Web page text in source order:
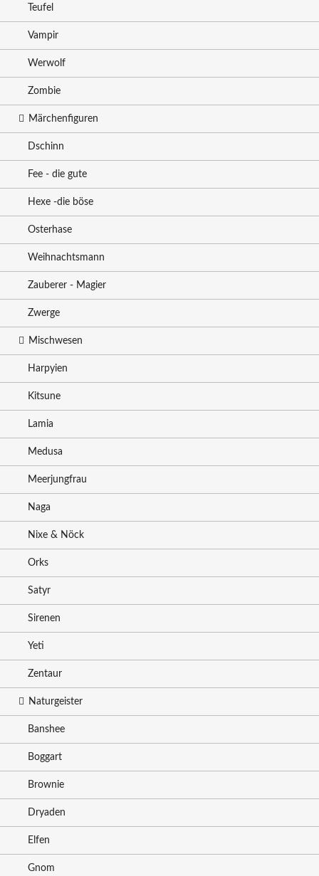
Teufel
Vampir
Werwolf
Zombie
Märchenfiguren
Dschinn
Fee - die gute
Hexe -die böse
Osterhase
Weihnachtsmann
Zauberer - Magier
Zwerge
Mischwesen
Harpyien
Kitsune
Lamia
Medusa
Meerjungfrau
Naga
Nixe & Nöck
Orks
Satyr
Sirenen
Yeti
Zentaur
Naturgeister
Banshee
Boggart
Brownie
Dryaden
Elfen
Gnom